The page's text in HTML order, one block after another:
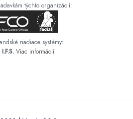
týchto organizácií:
riadiace systémy:
Viac informácií